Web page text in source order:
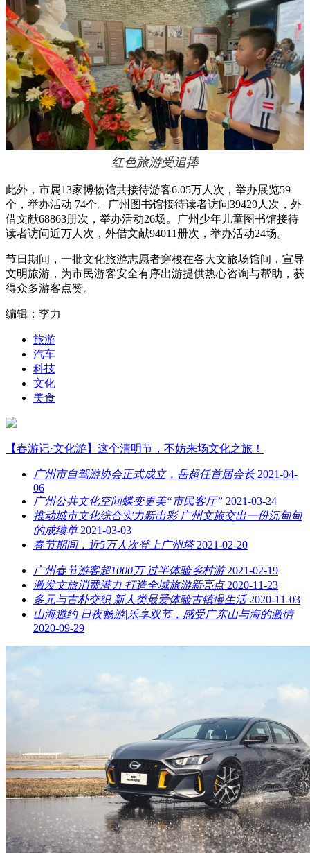
红色旅游受追捧
此外，市属13家博物馆共接待游客6.05万人次，举办展览59
个，举办活动 74个。广州图书馆接待读者访问39429人次，外
借文献68863册次，举办活动26场。广州少年儿童图书馆接待
读者访问近万人次，外借文献94011册次，举办活动24场。
节日期间，一批文化旅游志愿者穿梭在各大文旅场馆间，宣导
文明旅游，为市民游客安全有序出游提供热心咨询与帮助，获
得众多游客点赞。
编辑：李力
旅游
汽车
科技
文化
美食
【春游记·文化游】这个清明节，不妨来场文化之旅！
广州市自驾游协会正式成立，岳超任首届会长 2021-04-
06
广州公共文化空间蝶变更美“市民客厅” 2021-03-24
推动城市文化综合实力新出彩 广州文旅交出一份沉甸甸
的成绩单 2021-03-03
春节期间，近5万人次登上广州塔 2021-02-20
广州春节游客超1000万 过半体验乡村游 2021-02-19
激发文旅消费潜力 打造全域旅游新亮点 2020-11-23
多元与古朴交织 新人类最爱体验古镇慢生活 2020-11-03
山海邀约 日夜畅游|乐享双节，感受广东山与海的激情
2020-09-29